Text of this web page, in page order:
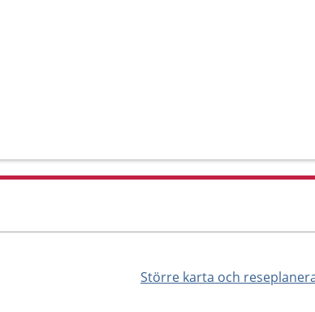
Större karta och